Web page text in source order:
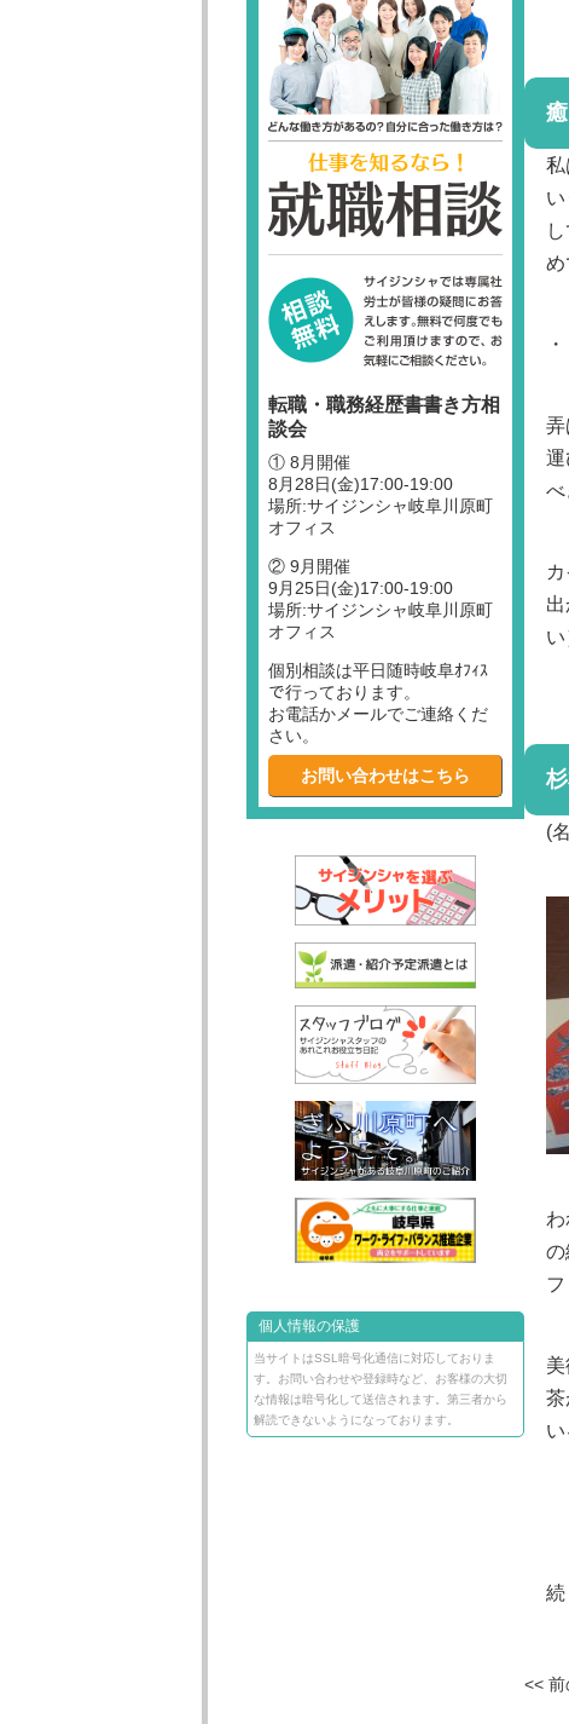
私
め
弄
運
べ
(
の
フ
茶
続
<<
転職・職務経歴書書き方相
談会
① 8月開催
8月28日(金)17:00-19:00
場所:サイジンシャ岐阜川原町
オフィス
② 9月開催
9月25日(金)17:00-19:00
場所:サイジンシャ岐阜川原町
オフィス
個別相談は平日随時岐阜ｵﾌｨｽ
で行っております。
お電話かメールでご連絡くだ
さい。
お問い合わせはこちら
個人情報の保護
当サイトはSSL暗号化通信に対応しておりま
す。お問い合わせや登録時など、お客様の大切
な情報は暗号化して送信されます。第三者から
解読できないようになっております。